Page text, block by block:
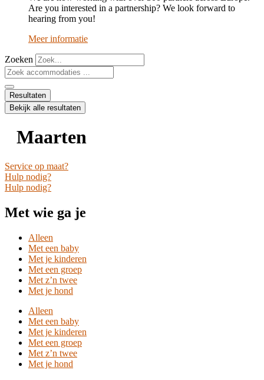
Are you interested in a partnership? We look forward to
hearing from you!
Meer informatie
Zoeken
Search
...
Resultaten
Bekijk alle resultaten
Maarten
Service op maat?
Hulp nodig?
Hulp nodig?
Met wie ga je
Alleen
Met een baby
Met je kinderen
Met een groep
Met z’n twee
Met je hond
Alleen
Met een baby
Met je kinderen
Met een groep
Met z’n twee
Met je hond